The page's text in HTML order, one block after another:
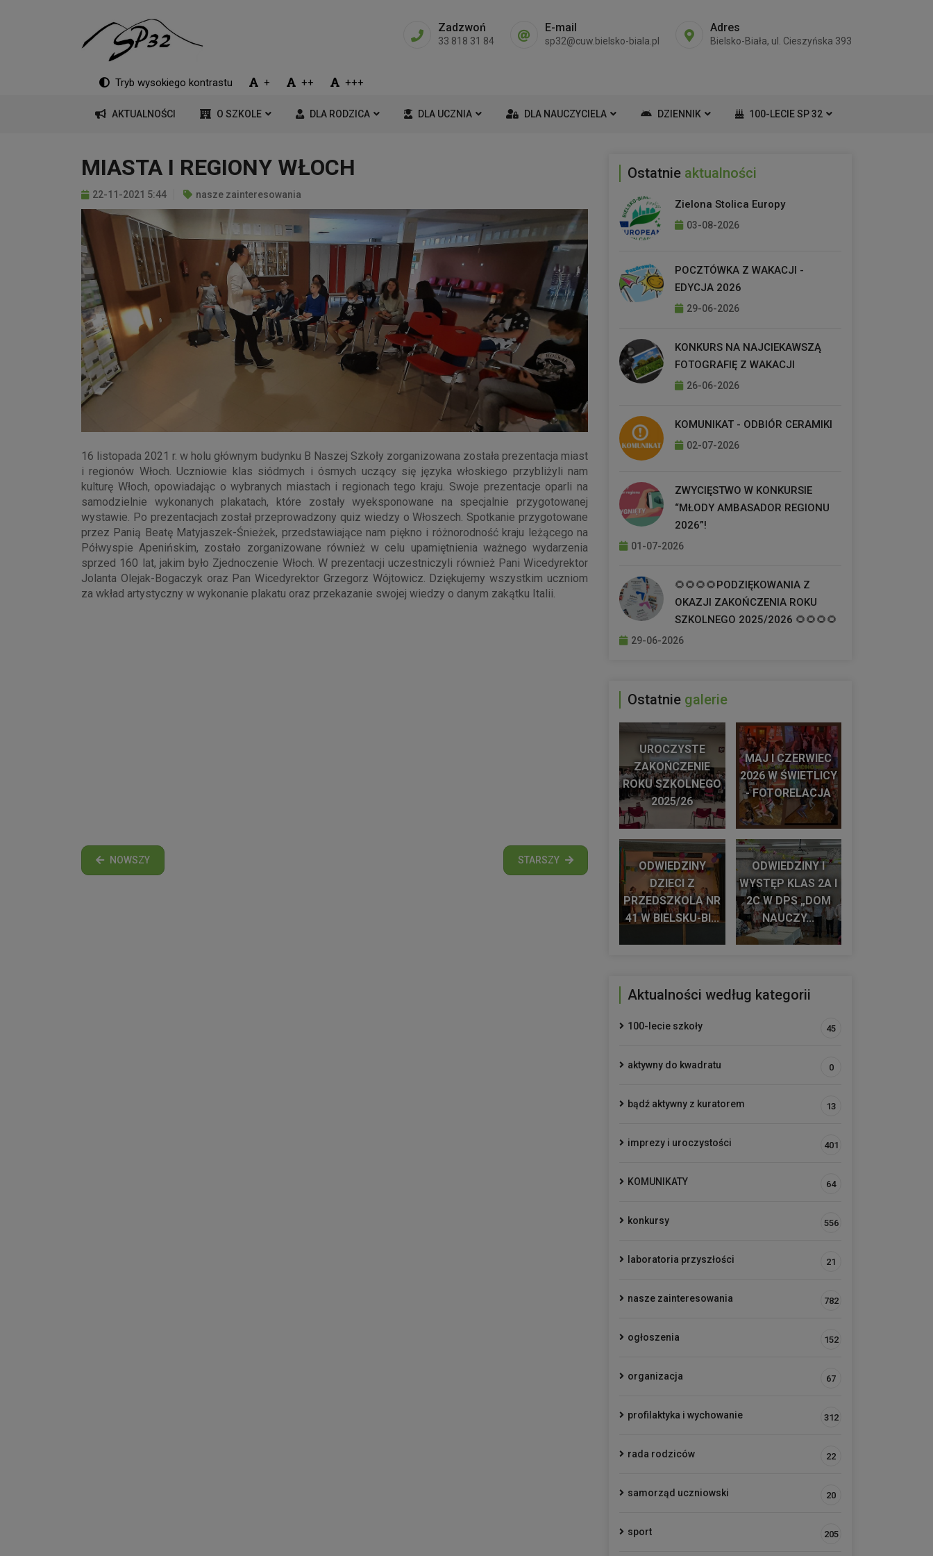
Zadzwoń
33 818 31 84
E-mail
sp32@cuw.bielsko-biala.pl
Adres
Bielsko-Biała, ul. Cieszyńska 393
Tryb wysokiego kontrastu + ++ +++
AKTUALNOŚCI O SZKOLE DLA RODZICA DLA UCZNIA DLA NAUCZYCIELA DZIENNIK 100-LECIE SP 32
MIASTA I REGIONY WŁOCH
22-11-2021 5:44 nasze zainteresowania
16 listopada 2021 r. w holu głównym budynku B Naszej Szkoły zorganizowana została prezentacja miast
i regionów Włoch. Uczniowie klas siódmych i ósmych uczący się języka włoskiego przybliżyli nam
kulturę Włoch, opowiadając o wybranych miastach i regionach tego kraju. Swoje prezentacje oparli na
samodzielnie wykonanych plakatach, które zostały wyeksponowane na specjalnie przygotowanej
wystawie. Po prezentacjach został przeprowadzony quiz wiedzy o Włoszech. Spotkanie przygotowane
przez Panią Beatę Matyjaszek-Śnieżek, przedstawiające nam piękno i różnorodność kraju leżącego na
Półwyspie Apenińskim, zostało zorganizowane również w celu upamiętnienia ważnego wydarzenia
sprzed 160 lat, jakim było Zjednoczenie Włoch. W prezentacji uczestniczyli również Pani Wicedyrektor
Jolanta Olejak-Bogaczyk oraz Pan Wicedyrektor Grzegorz Wójtowicz. Dziękujemy wszystkim uczniom
za wkład artystyczny w wykonanie plakatu oraz przekazanie swojej wiedzy o danym zakątku Italii.
NOWSZY STARSZY
Ostatnie aktualności
Zielona Stolica Europy
03-08-2026
POCZTÓWKA Z WAKACJI -
EDYCJA 2026
29-06-2026
KONKURS NA NAJCIEKAWSZĄ
FOTOGRAFIĘ Z WAKACJI
26-06-2026
KOMUNIKAT - ODBIÓR CERAMIKI
02-07-2026
ZWYCIĘSTWO W KONKURSIE
“MŁODY AMBASADOR REGIONU
2026”!
01-07-2026
🌻🌻🌻🌻PODZIĘKOWANIA Z
OKAZJI ZAKOŃCZENIA ROKU
SZKOLNEGO 2025/2026 🌻🌻🌻🌻
29-06-2026
Ostatnie galerie
UROCZYSTE
ZAKOŃCZENIE
ROKU SZKOLNEGO
2025/26
MAJ I CZERWIEC
2026 W ŚWIETLICY
- FOTORELACJA
ODWIEDZINY
DZIECI Z
PRZEDSZKOLA NR
41 W BIELSKU-BI...
ODWIEDZINY I
WYSTĘP KLAS 2A I
2C W DPS „DOM
NAUCZY...
Aktualności według kategorii
100-lecie szkoły 45
aktywny do kwadratu 0
bądź aktywny z kuratorem 13
imprezy i uroczystości 401
KOMUNIKATY 64
konkursy 556
laboratoria przyszłości 21
nasze zainteresowania 782
ogłoszenia 152
organizacja 67
profilaktyka i wychowanie 312
rada rodziców 22
samorząd uczniowski 20
sport 205